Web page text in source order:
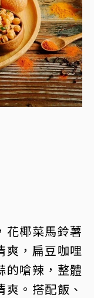
花椰菜馬鈴薯
爽，扁豆咖哩
的嗆辣，整體
。搭配飯、